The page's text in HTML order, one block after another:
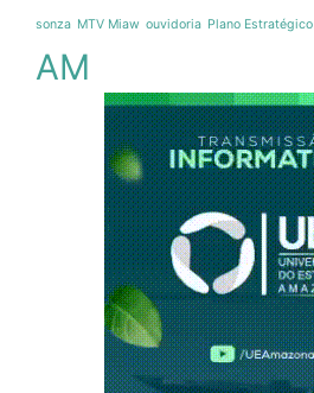
sonza MTV Miaw ouvidoria Plano Estratégico
AM